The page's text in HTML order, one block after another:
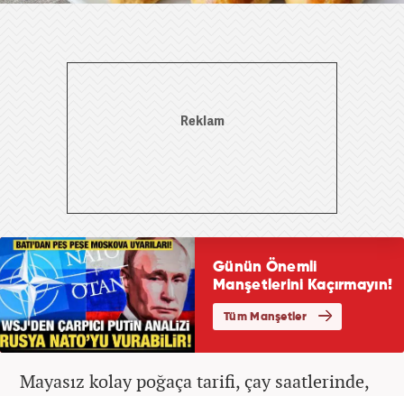
Mayasız kolay poğaça tarifi, çay saatlerinde,